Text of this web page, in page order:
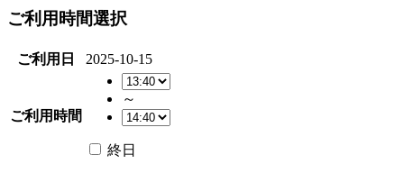
ご利用時間選択
ご利用日 2025-10-15
ご利用時間
～
終日